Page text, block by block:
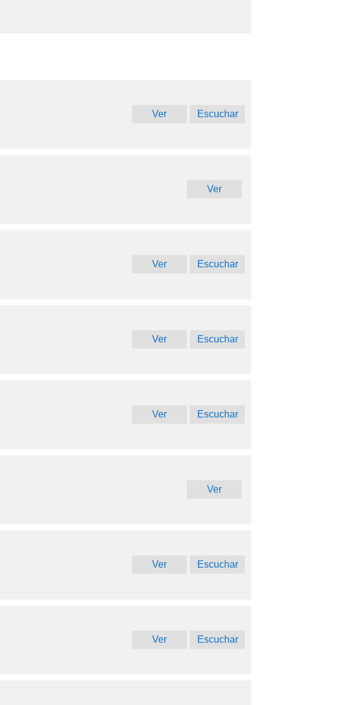
Ver Escuchar
Ver
Ver Escuchar
Ver Escuchar
Ver Escuchar
Ver
Ver Escuchar
Ver Escuchar